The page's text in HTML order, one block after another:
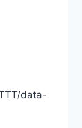
data-